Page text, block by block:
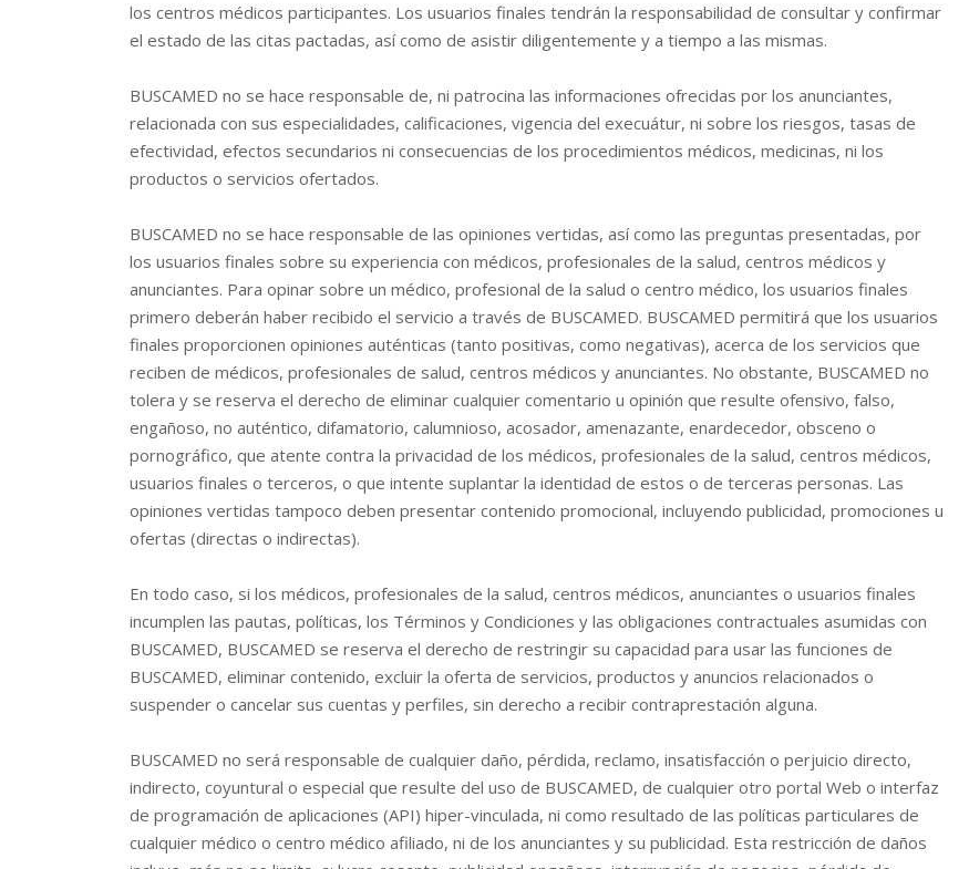
los centros médicos participantes. Los usuarios finales tendrán la responsabilidad de consultar y confirmar
el estado de las citas pactadas, así como de asistir diligentemente y a tiempo a las mismas.
BUSCAMED no se hace responsable de, ni patrocina las informaciones ofrecidas por los anunciantes,
relacionada con sus especialidades, calificaciones, vigencia del execuátur, ni sobre los riesgos, tasas de
efectividad, efectos secundarios ni consecuencias de los procedimientos médicos, medicinas, ni los
productos o servicios ofertados.
BUSCAMED no se hace responsable de las opiniones vertidas, así como las preguntas presentadas, por
los usuarios finales sobre su experiencia con médicos, profesionales de la salud, centros médicos y
anunciantes. Para opinar sobre un médico, profesional de la salud o centro médico, los usuarios finales
primero deberán haber recibido el servicio a través de BUSCAMED. BUSCAMED permitirá que los usuarios
finales proporcionen opiniones auténticas (tanto positivas, como negativas), acerca de los servicios que
reciben de médicos, profesionales de salud, centros médicos y anunciantes. No obstante, BUSCAMED no
tolera y se reserva el derecho de eliminar cualquier comentario u opinión que resulte ofensivo, falso,
engañoso, no auténtico, difamatorio, calumnioso, acosador, amenazante, enardecedor, obsceno o
pornográfico, que atente contra la privacidad de los médicos, profesionales de la salud, centros médicos,
usuarios finales o terceros, o que intente suplantar la identidad de estos o de terceras personas. Las
opiniones vertidas tampoco deben presentar contenido promocional, incluyendo publicidad, promociones u
ofertas (directas o indirectas).
En todo caso, si los médicos, profesionales de la salud, centros médicos, anunciantes o usuarios finales
incumplen las pautas, políticas, los Términos y Condiciones y las obligaciones contractuales asumidas con
BUSCAMED, BUSCAMED se reserva el derecho de restringir su capacidad para usar las funciones de
BUSCAMED, eliminar contenido, excluir la oferta de servicios, productos y anuncios relacionados o
suspender o cancelar sus cuentas y perfiles, sin derecho a recibir contraprestación alguna.
BUSCAMED no será responsable de cualquier daño, pérdida, reclamo, insatisfacción o perjuicio directo,
indirecto, coyuntural o especial que resulte del uso de BUSCAMED, de cualquier otro portal Web o interfaz
de programación de aplicaciones (API) hiper-vinculada, ni como resultado de las políticas particulares de
cualquier médico o centro médico afiliado, ni de los anunciantes y su publicidad. Esta restricción de daños